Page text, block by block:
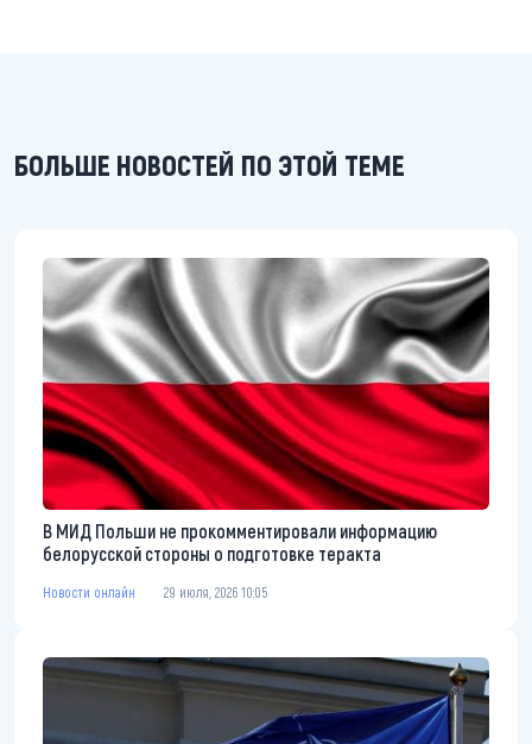
БОЛЬШЕ НОВОСТЕЙ ПО ЭТОЙ ТЕМЕ
В МИД Польши не прокомментировали информацию
белорусской стороны о подготовке теракта
Новости онлайн 29 июля, 2026 10:05